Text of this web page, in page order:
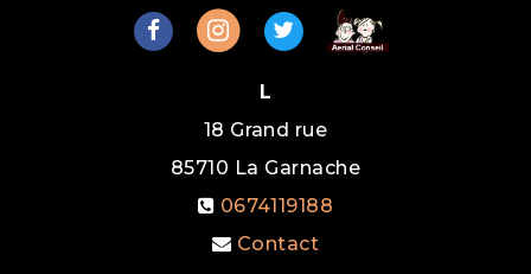
L
18 Grand rue
85710 La Garnache
0674119188
Contact